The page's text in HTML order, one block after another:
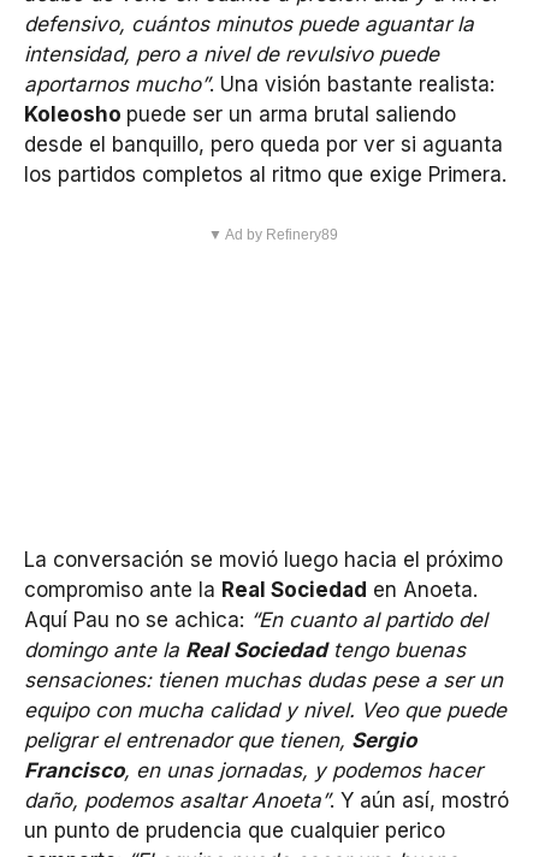
defensivo, cuántos minutos puede aguantar la
intensidad, pero a nivel de revulsivo puede
aportarnos mucho”. Una visión bastante realista:
Koleosho puede ser un arma brutal saliendo
desde el banquillo, pero queda por ver si aguanta
los partidos completos al ritmo que exige Primera.
▼ Ad by Refinery89
La conversación se movió luego hacia el próximo
compromiso ante la Real Sociedad en Anoeta.
Aquí Pau no se achica: “En cuanto al partido del
domingo ante la Real Sociedadtengo buenas
sensaciones: tienen muchas dudas pese a ser un
equipo con mucha calidad y nivel. Veo que puede
peligrar el entrenador que tienen, Sergio
Francisco, en unas jornadas, y podemos hacer
daño, podemos asaltar Anoeta”. Y aún así, mostró
un punto de prudencia que cualquier perico